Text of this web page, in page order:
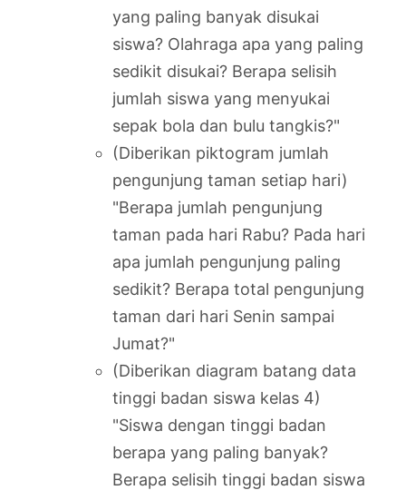
yang paling banyak disukai
siswa? Olahraga apa yang paling
sedikit disukai? Berapa selisih
jumlah siswa yang menyukai
sepak bola dan bulu tangkis?"
(Diberikan piktogram jumlah
pengunjung taman setiap hari)
"Berapa jumlah pengunjung
taman pada hari Rabu? Pada hari
apa jumlah pengunjung paling
sedikit? Berapa total pengunjung
taman dari hari Senin sampai
Jumat?"
(Diberikan diagram batang data
tinggi badan siswa kelas 4)
"Siswa dengan tinggi badan
berapa yang paling banyak?
Berapa selisih tinggi badan siswa